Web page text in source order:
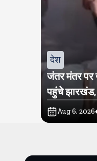
देश
जंतर मंतर पर
पहुंचे झारखंड,
समर्थन करते
Aug 6, 2026